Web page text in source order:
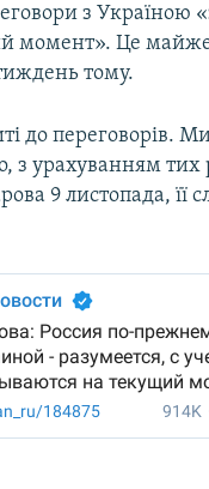
з Україною
момент». Це майже
тому.
до переговорів.
з урахуванням
9 листопада, її